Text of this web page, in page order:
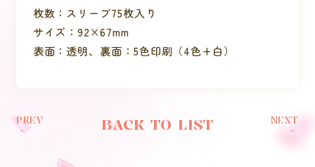
枚数：スリーブ75枚入り
サイズ：92×67mm
表面：透明、裏面：5色印刷（4色+白）
PREV BACK TO LIST NEXT